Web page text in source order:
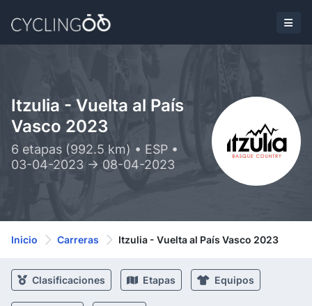
Itzulia - Vuelta al País
Vasco 2023
6 etapas (992.5 km) • ESP •
03-04-2023 -> 08-04-2023
Inicio Carreras Itzulia - Vuelta al País Vasco 2023
Clasificaciones Etapas Equipos